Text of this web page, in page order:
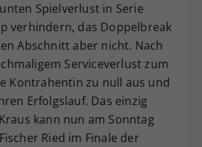
Spielverlust in Serie
verhindern, das Doppelbreak
Abschnitt aber nicht. Nach
Serviceverlust zum
Kontrahentin zu null aus und
Erfolgslauf. Das einzig
kann nun am Sonntag
Ried im Finale der